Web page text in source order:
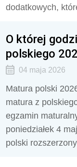
dodatkowych,
O której
polskiego
04 maja 2026
Matura polski
matura z
egzamin
poniedziałek 4
polski